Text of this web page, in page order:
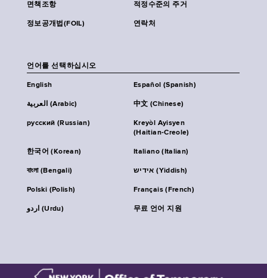
면책조항 적정수준의 주거
정보공개법(FOIL) 연락처
언어를 선택하십시오
English Español (Spanish)
العربية (Arabic) 中文 (Chinese)
русский (Russian)
Kreyòl Ayisyen
(Haitian-Creole)
한국어 (Korean) Italiano (Italian)
বাংলা (Bengali) אידיש (Yiddish)
Polski (Polish) Français (French)
اردو (Urdu) 무료 언어 지원